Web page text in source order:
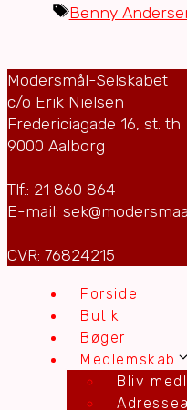
Tags
Benny
Modersmål-Selskabet
c/o Erik Nielsen
Fredericiagade 16, st. th
9000 Aalborg
Tlf.: 21 860 864
E-mail:
CVR: 76824215
Forside
Butik
Bøger
Medlemskab
Bliv